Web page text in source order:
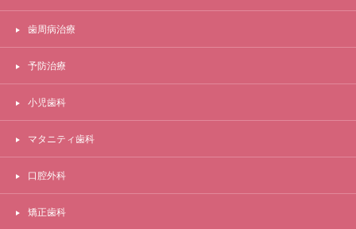
歯周病治療
予防治療
小児歯科
マタニティ歯科
口腔外科
矯正歯科